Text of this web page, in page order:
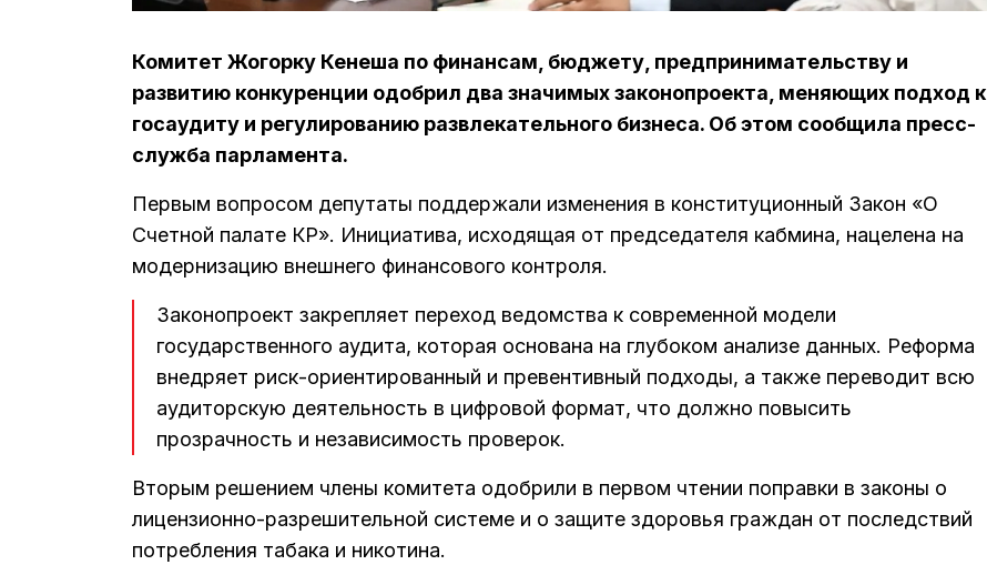
Комитет Жогорку Кенеша по финансам, бюджету, предпринимательству и
развитию конкуренции одобрил два значимых законопроекта, меняющих подход к
госаудиту и регулированию развлекательного бизнеса. Об этом сообщила пресс-
служба парламента.
Первым вопросом депутаты поддержали изменения в конституционный Закон «О
Счетной палате КР». Инициатива, исходящая от председателя кабмина, нацелена на
модернизацию внешнего финансового контроля.
Законопроект закрепляет переход ведомства к современной модели
государственного аудита, которая основана на глубоком анализе данных. Реформа
внедряет риск-ориентированный и превентивный подходы, а также переводит всю
аудиторскую деятельность в цифровой формат, что должно повысить
прозрачность и независимость проверок.
Вторым решением члены комитета одобрили в первом чтении поправки в законы о
лицензионно-разрешительной системе и о защите здоровья граждан от последствий
потребления табака и никотина.